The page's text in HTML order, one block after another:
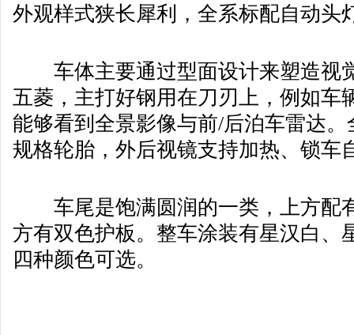
外观样式狭长犀利，全系标配自动头
车体主要通过型面设计来塑造视
五菱，主打好钢用在刀刃上，例如车
能够看到全景影像与前/后泊车雷达。
规格轮胎，外后视镜支持加热、锁车
车尾是饱满圆润的一类，上方配
方有双色护板。整车涂装有星汉白、
四种颜色可选。